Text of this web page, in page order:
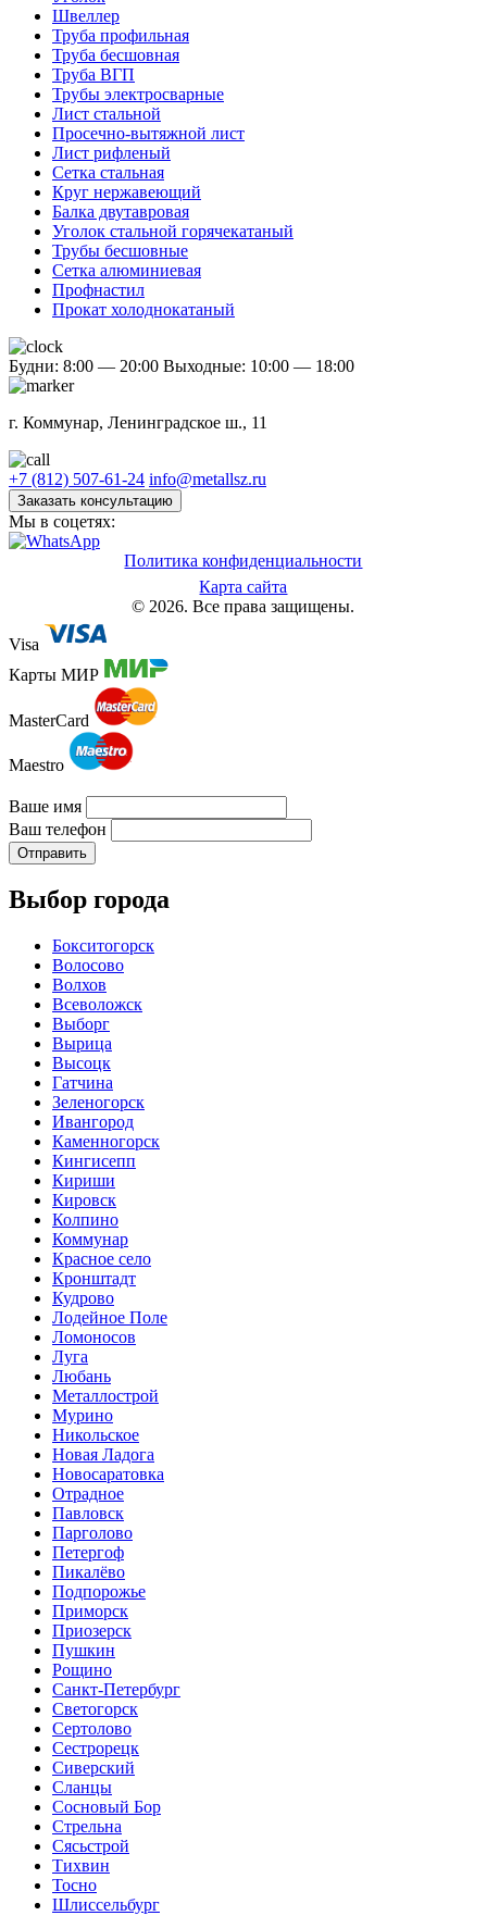
Швеллер
Труба профильная
Труба бесшовная
Труба ВГП
Трубы электросварные
Лист стальной
Просечно-вытяжной лист
Лист рифленый
Сетка стальная
Круг нержавеющий
Балка двутавровая
Уголок стальной горячекатаный
Трубы бесшовные
Сетка алюминиевая
Профнастил
Прокат холоднокатаный
Будни: 8:00 — 20:00 Выходные: 10:00 — 18:00
г. Коммунар, Ленинградское ш., 11
+7 (812) 507-61-24 info@metallsz.ru
Заказать консультацию
Мы в соцетях:
Политика конфиденциальности
Карта сайта
© 2026. Все права защищены.
Visa
Карты МИР
MasterCard
Maestro
Ваше имя
Ваш телефон
Отправить
Выбор города
Бокситогорск
Волосово
Волхов
Всеволожск
Выборг
Вырица
Высоцк
Гатчина
Зеленогорск
Ивангород
Каменногорск
Кингисепп
Кириши
Кировск
Колпино
Коммунар
Красное село
Кронштадт
Кудрово
Лодейное Поле
Ломоносов
Луга
Любань
Металлострой
Мурино
Никольское
Новая Ладога
Новосаратовка
Отрадное
Павловск
Парголово
Петергоф
Пикалёво
Подпорожье
Приморск
Приозерск
Пушкин
Рощино
Санкт-Петербург
Светогорск
Сертолово
Сестрорецк
Сиверский
Сланцы
Сосновый Бор
Стрельна
Сясьстрой
Тихвин
Тосно
Шлиссельбург